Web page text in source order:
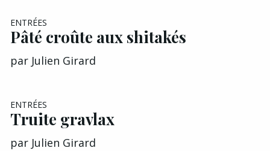
ENTRÉES
Pâté croûte aux shitakés
par Julien Girard
ENTRÉES
Truite gravlax
par Julien Girard